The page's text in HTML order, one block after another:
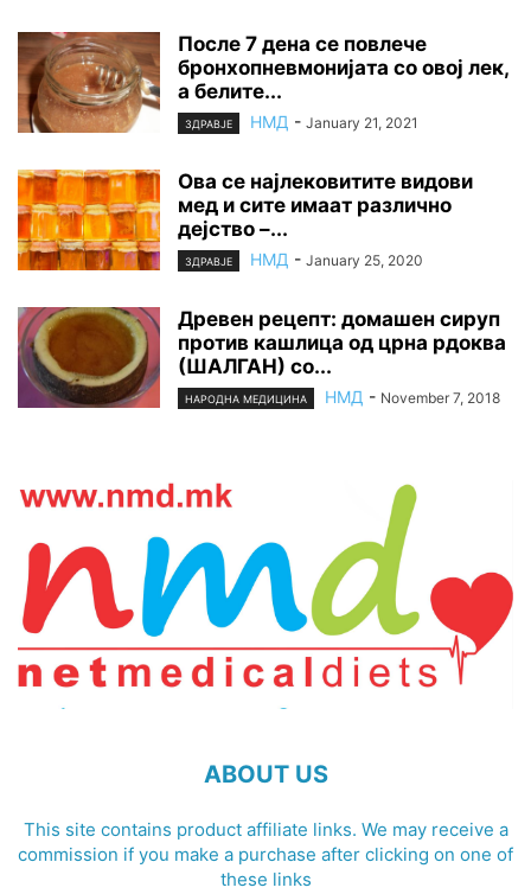
После 7 дена се повлече
бронхопневмонијата со овој лек,
а белите...
ЗДРАВЈЕ НМД - January 21, 2021
Ова се најлековитите видови
мед и сите имаат различно
дејство –...
ЗДРАВЈЕ НМД - January 25, 2020
Древен рецепт: домашен сируп
против кашлица од црна рдоква
(ШАЛГАН) со...
НАРОДНА МЕДИЦИНА НМД - November 7, 2018
ABOUT US
This site contains product affiliate links. We may receive a
commission if you make a purchase after clicking on one of
these links